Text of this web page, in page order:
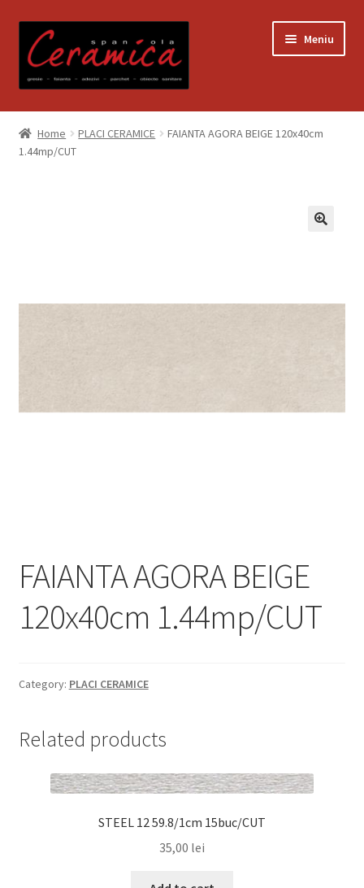
la
navigare
la
conținut
Meniu
Prima pagină
Blog
Despre noi
Plata si Livrare
Magazin
Plată
Home PLACI CERAMICE
FAIANTA AGORA BEIGE 120x40cm
1.44mp/CUT
FAIANTA AGORA BEIGE
120x40cm 1.44mp/CUT
Category: PLACI CERAMICE
Related products
STEEL 12 59.8/1cm 15buc/CUT
35,00 lei